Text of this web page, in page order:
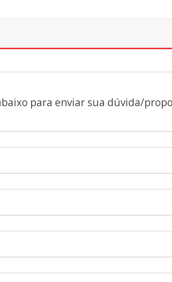
para enviar sua dúvida/